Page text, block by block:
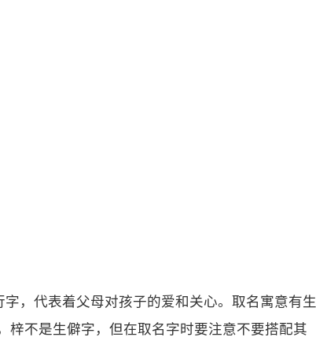
，代表着父母对孩子的爱和关心。取名寓意有生
梓不是生僻字，但在取名字时要注意不要搭配其